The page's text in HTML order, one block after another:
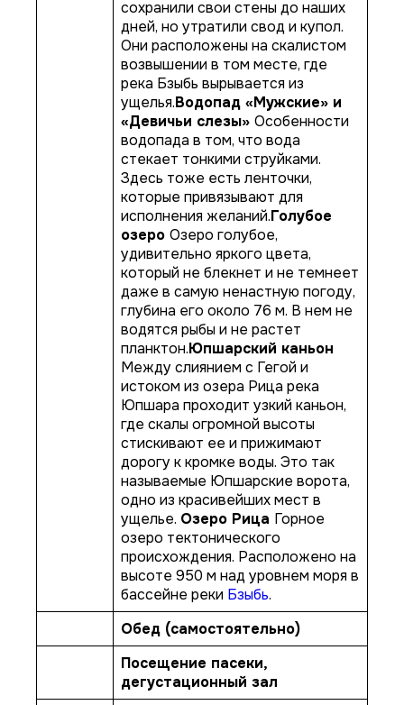
сохранили свои стены до наших
дней, но утратили свод и купол.
Они расположены на скалистом
возвышении в том месте, где
река Бзыбь вырывается из
ущелья.Водопад «Мужские» и
«Девичьи слезы» Особенности
водопада в том, что вода
стекает тонкими струйками.
Здесь тоже есть ленточки,
которые привязывают для
исполнения желаний.Голубое
озеро Озеро голубое,
удивительно яркого цвета,
который не блекнет и не темнеет
даже в самую ненастную погоду,
глубина его около 76 м. В нем не
водятся рыбы и не растет
планктон.Юпшарский каньон
Между слиянием с Гегой и
истоком из озера Рица река
Юпшара проходит узкий каньон,
где скалы огромной высоты
стискивают ее и прижимают
дорогу к кромке воды. Это так
называемые Юпшарские ворота,
одно из красивейших мест в
ущелье. Озеро Рица Горное
озеро тектонического
происхождения. Расположено на
высоте 950 м над уровнем моря в
бассейне реки Бзыбь.
Обед (самостоятельно)
Посещение пасеки,
дегустационный зал